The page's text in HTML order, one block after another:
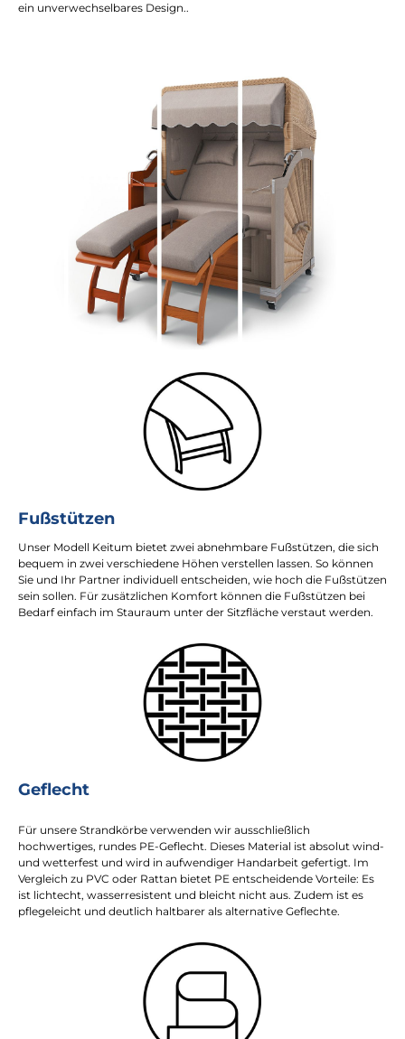
ein unverwechselbares Design..
Fußstützen
Unser Modell Keitum bietet zwei abnehmbare Fußstützen, die sich
bequem in zwei verschiedene Höhen verstellen lassen. So können
Sie und Ihr Partner individuell entscheiden, wie hoch die Fußstützen
sein sollen. Für zusätzlichen Komfort können die Fußstützen bei
Bedarf einfach im Stauraum unter der Sitzfläche verstaut werden.
Geflecht
Für unsere Strandkörbe verwenden wir ausschließlich
hochwertiges, rundes PE-Geflecht. Dieses Material ist absolut wind-
und wetterfest und wird in aufwendiger Handarbeit gefertigt. Im
Vergleich zu PVC oder Rattan bietet PE entscheidende Vorteile: Es
ist lichtecht, wasserresistent und bleicht nicht aus. Zudem ist es
pflegeleicht und deutlich haltbarer als alternative Geflechte.